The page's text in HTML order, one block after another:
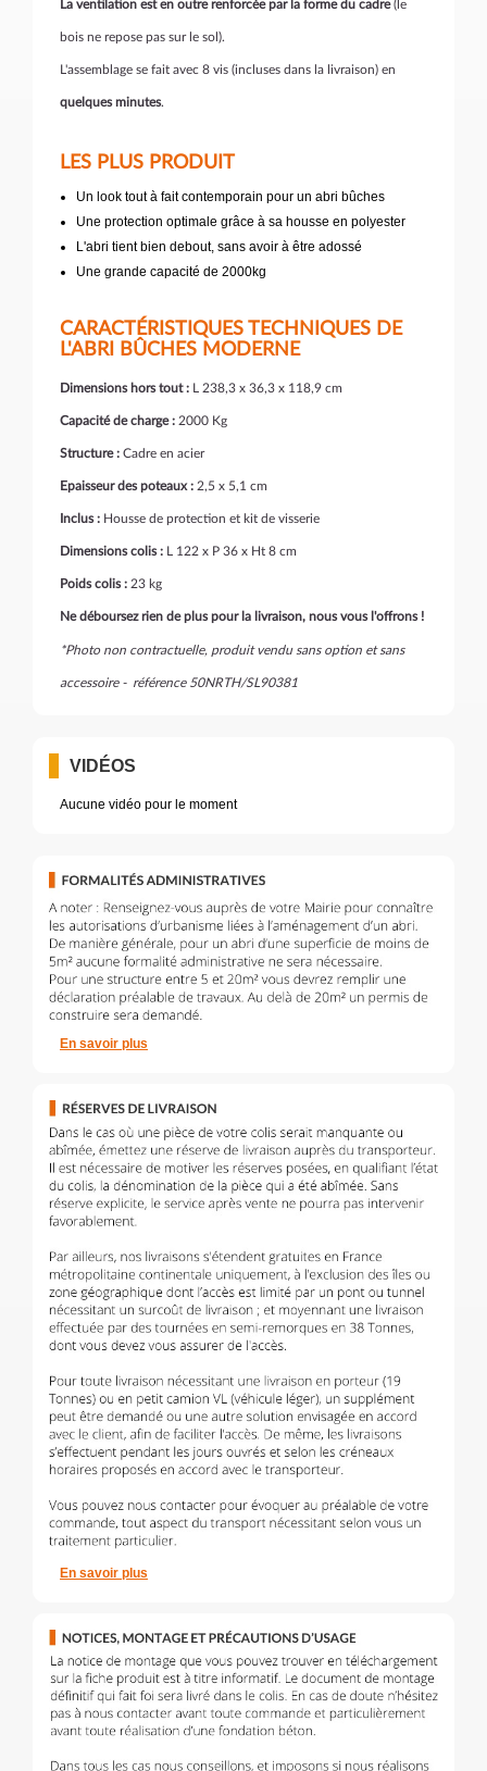
La ventilation est en outre renforcée par la forme du cadre(le
bois ne repose pas sur le sol).
L'assemblage se fait avec 8 vis (incluses dans la livraison) en
quelques minutes.
LES PLUS PRODUIT
Un look tout à fait contemporain pour un abri bûches
Une protection optimale grâce à sa housse en polyester
L'abri tient bien debout, sans avoir à être adossé
Une grande capacité de 2000kg
CARACTÉRISTIQUES TECHNIQUES DE
L'ABRI BÛCHES MODERNE
Dimensions hors tout : L 238,3 x 36,3 x 118,9 cm
Capacité de charge : 2000 Kg
Structure : Cadre en acier
Epaisseur des poteaux : 2,5 x 5,1 cm
Inclus : Housse de protection et kit de visserie
Dimensions colis : L 122 x P 36 x Ht 8 cm
Poids colis : 23 kg
Ne déboursez rien de plus pour la livraison, nous vous l'offrons !
*Photo non contractuelle, produit vendu sans option et sans
accessoire - référence 50NRTH/SL90381
VIDÉOS
Aucune vidéo pour le moment
En savoir plus
En savoir plus